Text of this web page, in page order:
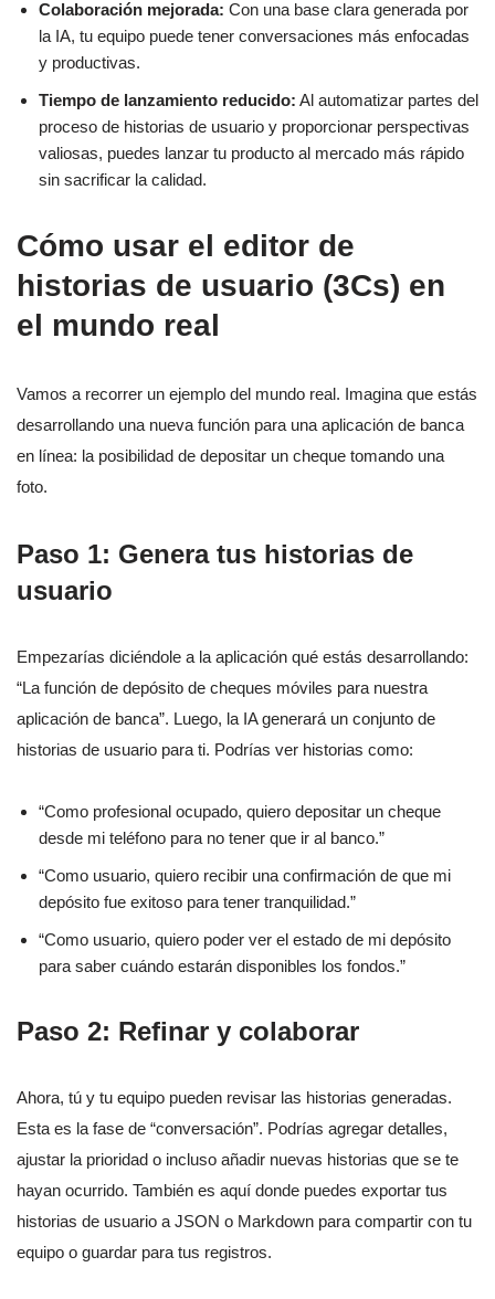
Colaboración mejorada: Con una base clara generada por
la IA, tu equipo puede tener conversaciones más enfocadas
y productivas.
Tiempo de lanzamiento reducido: Al automatizar partes del
proceso de historias de usuario y proporcionar perspectivas
valiosas, puedes lanzar tu producto al mercado más rápido
sin sacrificar la calidad.
Cómo usar el editor de
historias de usuario (3Cs) en
el mundo real
Vamos a recorrer un ejemplo del mundo real. Imagina que estás
desarrollando una nueva función para una aplicación de banca
en línea: la posibilidad de depositar un cheque tomando una
foto.
Paso 1: Genera tus historias de
usuario
Empezarías diciéndole a la aplicación qué estás desarrollando:
“La función de depósito de cheques móviles para nuestra
aplicación de banca”. Luego, la IA generará un conjunto de
historias de usuario para ti. Podrías ver historias como:
“Como profesional ocupado, quiero depositar un cheque
desde mi teléfono para no tener que ir al banco.”
“Como usuario, quiero recibir una confirmación de que mi
depósito fue exitoso para tener tranquilidad.”
“Como usuario, quiero poder ver el estado de mi depósito
para saber cuándo estarán disponibles los fondos.”
Paso 2: Refinar y colaborar
Ahora, tú y tu equipo pueden revisar las historias generadas.
Esta es la fase de “conversación”. Podrías agregar detalles,
ajustar la prioridad o incluso añadir nuevas historias que se te
hayan ocurrido. También es aquí donde puedes exportar tus
historias de usuario a JSON o Markdown para compartir con tu
equipo o guardar para tus registros.